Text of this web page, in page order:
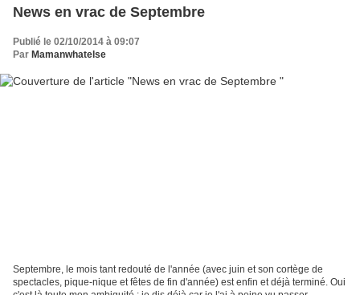
News en vrac de Septembre
Publié le 02/10/2014 à 09:07
Par Mamanwhatelse
Septembre, le mois tant redouté de l'année (avec juin et son cortège de
spectacles, pique-nique et fêtes de fin d'année) est enfin et déjà terminé. Oui